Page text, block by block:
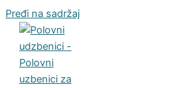
Pređi na sadržaj